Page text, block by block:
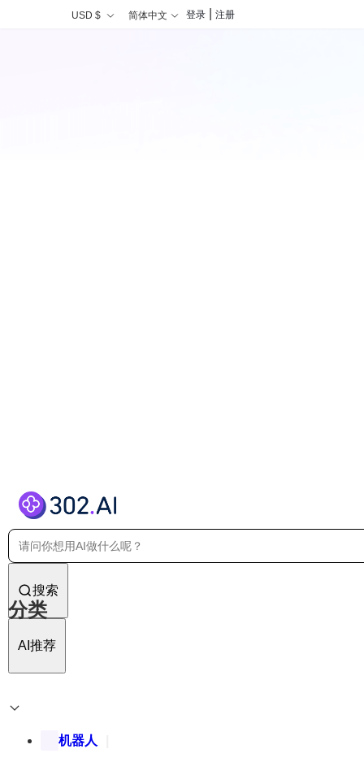
USD $ 简体中文 登录 注册
搜索
AI推荐
分类
机器人